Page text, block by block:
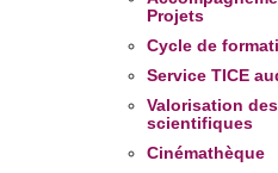
Projets
Cycle de
Service TICE
Valorisation
scientifiques
Cinémathèque